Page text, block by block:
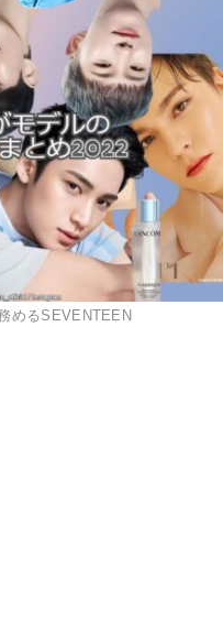
めるSEVENTEEN